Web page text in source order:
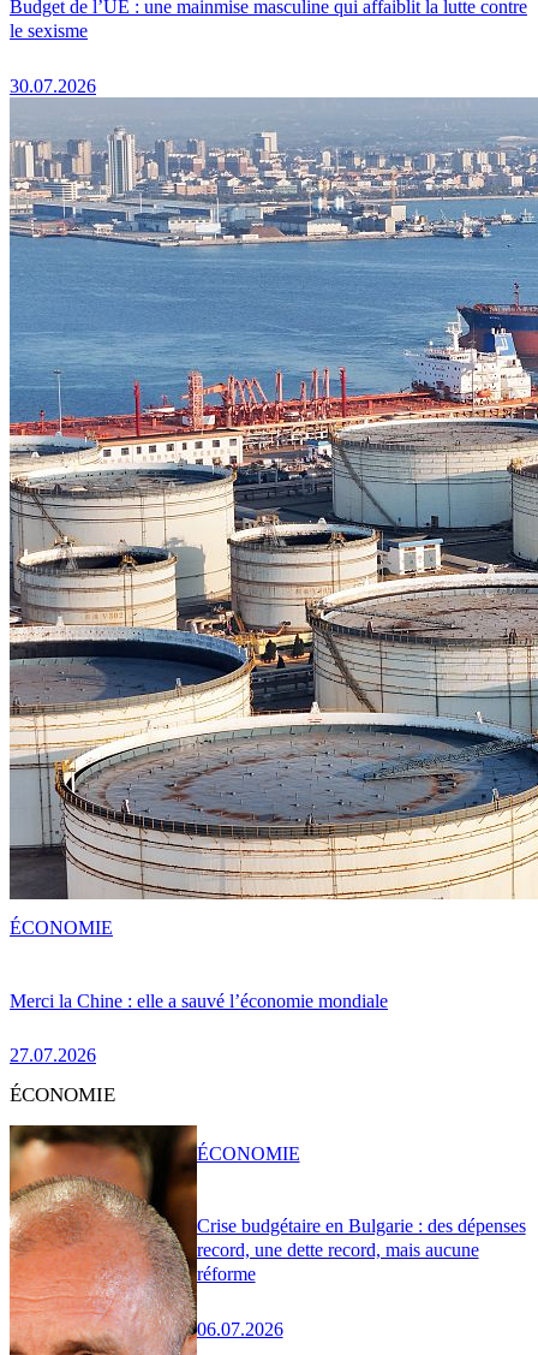
Budget de l’UE : une mainmise masculine qui affaiblit la lutte contre
le sexisme
30.07.2026
Merci la Chine : elle a sauvé l’économie mondiale
27.07.2026
ÉCONOMIE
ÉCONOMIE
Crise budgétaire en Bulgarie : des dépenses
record, une dette record, mais aucune
réforme
06.07.2026
ÉCONOMIE